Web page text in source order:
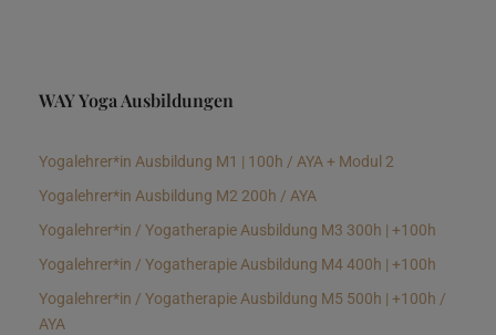
WAY Yoga Ausbildungen
Yogalehrer*in Ausbildung M1 | 100h / AYA + Modul 2
Yogalehrer*in Ausbildung M2 200h / AYA
Yogalehrer*in / Yogatherapie Ausbildung M3 300h | +100h
Yogalehrer*in / Yogatherapie Ausbildung M4 400h | +100h
Yogalehrer*in / Yogatherapie Ausbildung M5 500h | +100h /
AYA